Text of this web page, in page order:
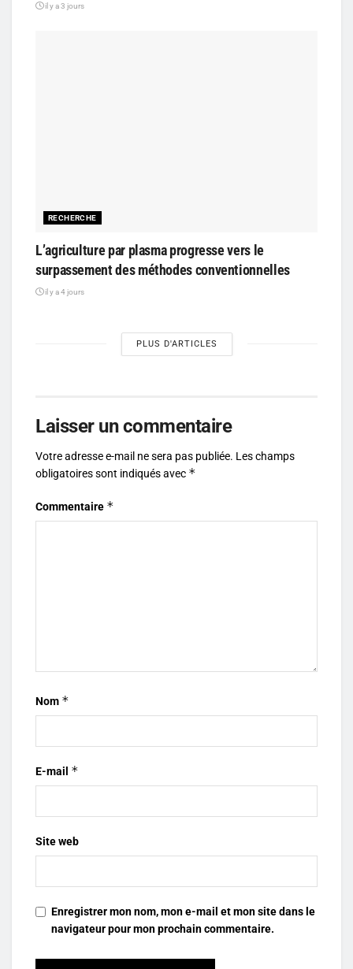
il y a 3 jours
RECHERCHE
L’agriculture par plasma progresse vers le
surpassement des méthodes conventionnelles
il y a 4 jours
PLUS D'ARTICLES
Laisser un commentaire
Votre adresse e-mail ne sera pas publiée. Les champs
obligatoires sont indiqués avec *
Commentaire *
Nom *
E-mail *
Site web
Enregistrer mon nom, mon e-mail et mon site dans le
navigateur pour mon prochain commentaire.